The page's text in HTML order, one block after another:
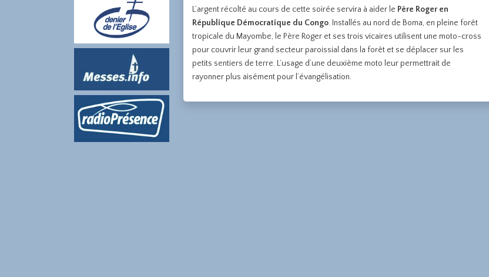
L’argent récolté au cours de cette soirée servira à aider le Père Roger en
République Démocratique du Congo. Installés au nord de Boma, en pleine forêt
tropicale du Mayombe, le Père Roger et ses trois vicaires utilisent une moto-cross
pour couvrir leur grand secteur paroissial dans la forêt et se déplacer sur les
petits sentiers de terre. L’usage d’une deuxième moto leur permettrait de
rayonner plus aisément pour l’évangélisation.